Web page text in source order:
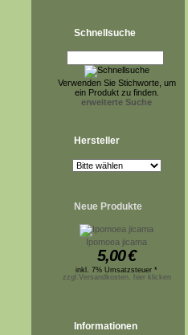
Schnellsuche
Verwenden Sie Stichworte, um
ein Produkt zu finden.
erweiterte Suche
Hersteller
Neue Produkte
Ipomoea jicama
5,00€
inkl. 7% Umsatzsteuer *
zzgl.Versandkosten, hier klicken
Informationen